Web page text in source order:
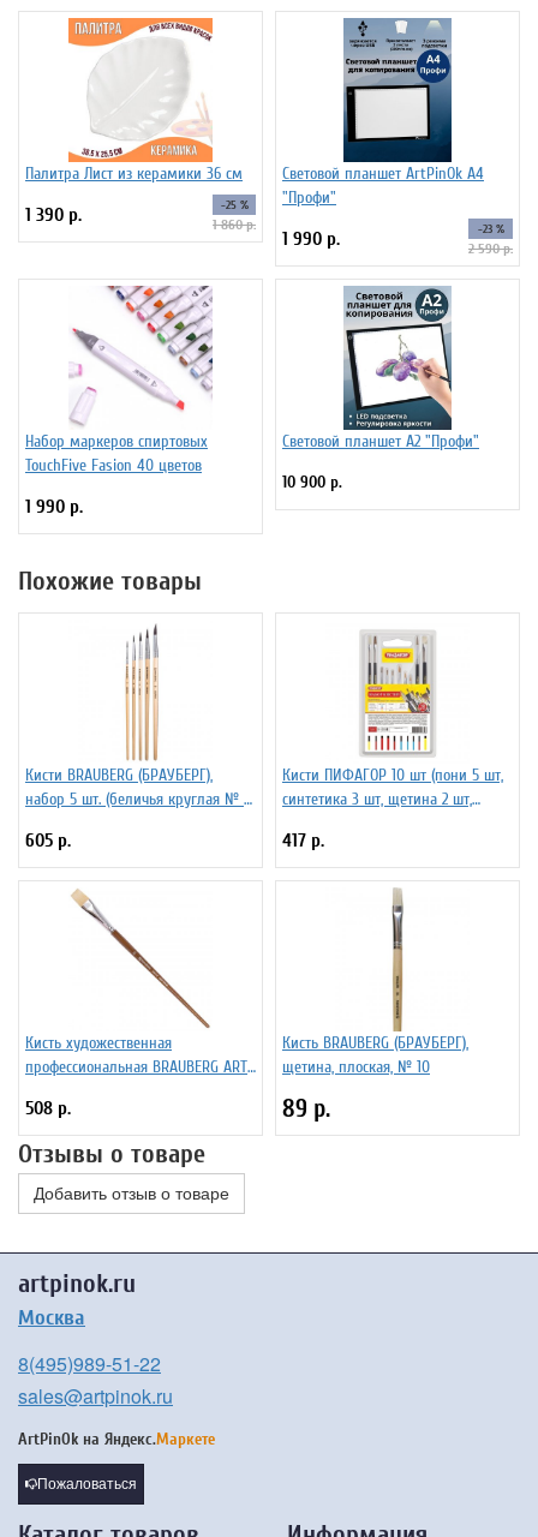
Палитра Лист из керамики 36 см
1 390 р. -25 %
1 860 р.
Световой планшет ArtPinOk А4
"Профи"
1 990 р. -23 %
2 590 р.
Набор маркеров спиртовых
TouchFive Fasion 40 цветов
1 990 р.
Световой планшет А2 "Профи"
10 900 р.
Похожие товары
Кисти BRAUBERG (БРАУБЕРГ),
набор 5 шт. (беличья круглая № 1,
605 р.
Кисти ПИФАГОР 10 шт (пони 5 шт,
синтетика 3 шт, щетина 2 шт,
417 р.
Кисть художественная
профессиональная BRAUBERG ART
508 р.
Кисть BRAUBERG (БРАУБЕРГ),
щетина, плоская, № 10
89 р.
Отзывы о товаре
Добавить отзыв о товаре
artpinok.ru
Москва
8(495)989-51-22
sales@artpinok.ru
ArtPinOk на Яндекс.Маркете
Пожаловаться